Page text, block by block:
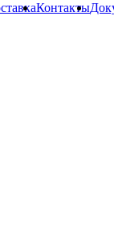
Контакты